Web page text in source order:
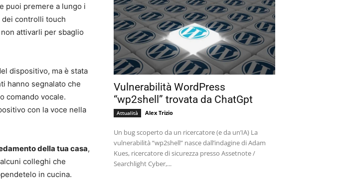
puoi premere a lungo i
dei controlli touch
attivarli per sbaglio
dispositivo, ma è stata
hanno segnalato che
comando vocale.
con la voce nella
della tua casa,
colleghi che
in cucina.
Vulnerabilità WordPress
“wp2shell” trovata da ChatGpt
Attualità Alex Trizio
Un bug scoperto da un ricercatore (e da un’IA) La
vulnerabilità “wp2shell” nasce dall’indagine di Adam
Kues, ricercatore di sicurezza presso Assetnote /
Searchlight Cyber,...